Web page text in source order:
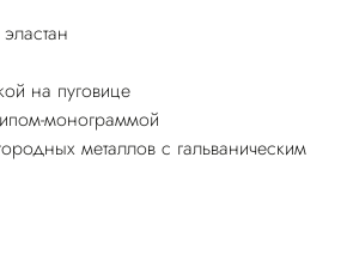
на пуговице
монограммой
металлов с гальваническим